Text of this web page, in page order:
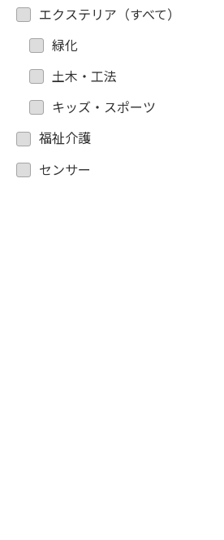
エクステリア（すべて）
緑化
土木・工法
キッズ・スポーツ
福祉介護
センサー